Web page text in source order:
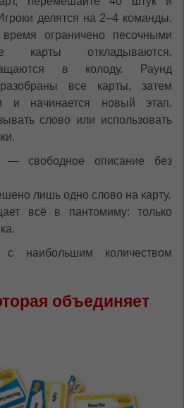
делятся на 2–4 команды.
ограничено песочными
карты откладываются,
в колоду. Раунд
все карты, затем
и начинается новый этап.
слово или использовать
свободное описание без
лишь одно слово на карту.
всё в пантомиму: только
с наибольшим количеством
объединяет